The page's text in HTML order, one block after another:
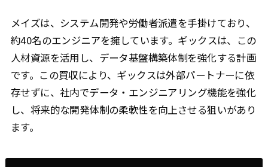
メイズは、システム開発や労働者派遣を手掛けており、
約40名のエンジニアを擁しています。ギックスは、この
人材資源を活用し、データ基盤構築体制を強化する計画
です。この買収により、ギックスは外部パートナーに依
存せずに、社内でデータ・エンジニアリング機能を強化
し、将来的な開発体制の柔軟性を向上させる狙いがあり
ます。